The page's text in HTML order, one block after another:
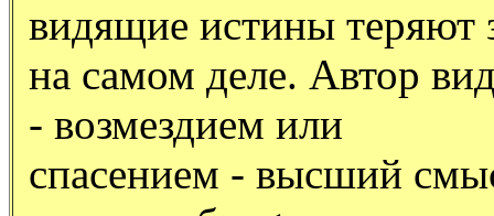
видящие истины теряют
на самом деле. Автор
- возмездием или
спасением - высший